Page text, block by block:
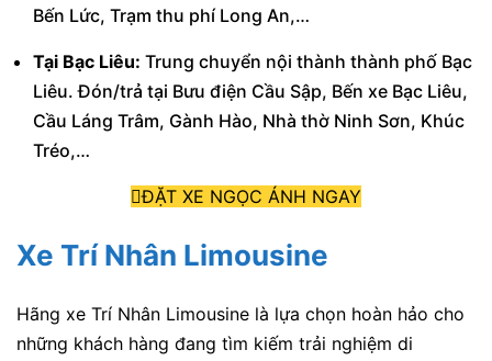
Bến Lức, Trạm thu phí Long An,…
Tại Bạc Liêu: Trung chuyển nội thành thành phố Bạc
Liêu. Đón/trả tại Bưu điện Cầu Sập, Bến xe Bạc Liêu,
Cầu Láng Trâm, Gành Hào, Nhà thờ Ninh Sơn, Khúc
Tréo,…
ĐẶT XE NGỌC ÁNH NGAY
Xe Trí Nhân Limousine
Hãng xe Trí Nhân Limousine là lựa chọn hoàn hảo cho
những khách hàng đang tìm kiếm trải nghiệm di